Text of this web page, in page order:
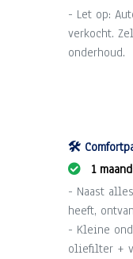
- Let op:
verkocht.
onderhoud.
🛠️
1
- Naast
heeft,
- Kleine
oliefilter +